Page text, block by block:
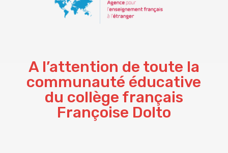
A l’attention de toute la
communauté éducative
du collège français
Françoise Dolto